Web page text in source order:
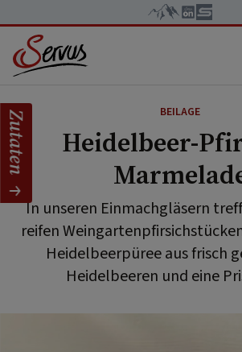
BEILAGE
Heidelbeer-
In unseren Einmachgläsern
reifen
Heidelbeerpüree aus frisch
Heidelbeeren und eine
Zutaten